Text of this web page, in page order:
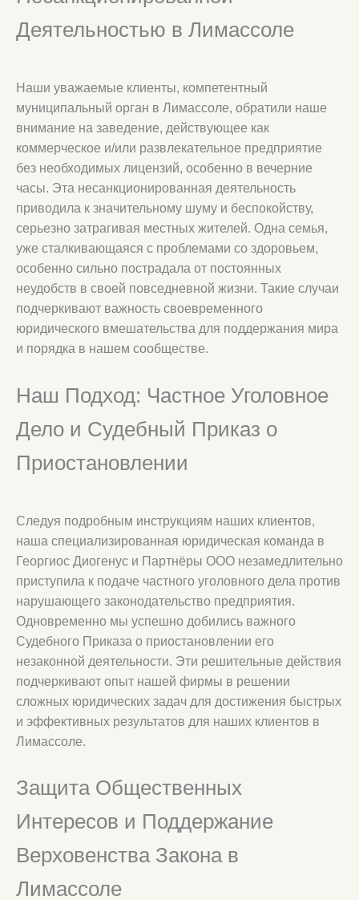
Деятельностью в Лимассоле
Наши уважаемые клиенты, компетентный
муниципальный орган в Лимассоле, обратили наше
внимание на заведение, действующее как
коммерческое и/или развлекательное предприятие
без необходимых лицензий, особенно в вечерние
часы. Эта несанкционированная деятельность
приводила к значительному шуму и беспокойству,
серьезно затрагивая местных жителей. Одна семья,
уже сталкивающаяся с проблемами со здоровьем,
особенно сильно пострадала от постоянных
неудобств в своей повседневной жизни. Такие случаи
подчеркивают важность своевременного
юридического вмешательства для поддержания мира
и порядка в нашем сообществе.
Наш Подход: Частное Уголовное
Дело и Судебный Приказ о
Приостановлении
Следуя подробным инструкциям наших клиентов,
наша специализированная юридическая команда в
Георгиос Диогенус и Партнёры ООО незамедлительно
приступила к подаче частного уголовного дела против
нарушающего законодательство предприятия.
Одновременно мы успешно добились важного
Судебного Приказа о приостановлении его
незаконной деятельности. Эти решительные действия
подчеркивают опыт нашей фирмы в решении
сложных юридических задач для достижения быстрых
и эффективных результатов для наших клиентов в
Лимассоле.
Защита Общественных
Интересов и Поддержание
Верховенства Закона в
Лимассоле